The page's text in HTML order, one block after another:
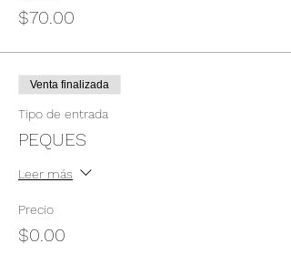
$70.00
Venta finalizada
Tipo de entrada
PEQUES
Leer más
Precio
$0.00